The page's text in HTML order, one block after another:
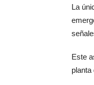
La
Este
planta